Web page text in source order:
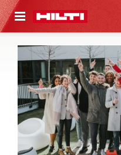
PRINCIPAL